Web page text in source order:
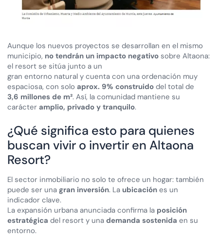
Aunque los nuevos proyectos se desarrollan en el mismo
municipio, no tendrán un impacto negativo sobre Altaona:
el resort se sitúa junto a un
gran entorno natural y cuenta con una ordenación muy
espaciosa, con solo aprox. 9% construido del total de
3,6 millones de m². Así, la comunidad mantiene su
carácter amplio, privado y tranquilo.
¿Qué significa esto para quienes
buscan vivir o invertir en Altaona
Resort?
El sector inmobiliario no solo te ofrece un hogar: también
puede ser una gran inversión. La ubicación es un
indicador clave.
La expansión urbana anunciada confirma la posición
estratégica del resort y una demanda sostenida en su
entorno.